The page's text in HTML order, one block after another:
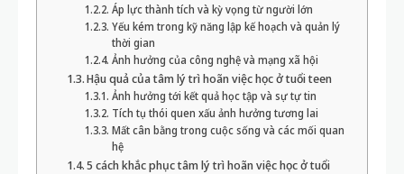
Áp lực thành tích và kỳ vọng từ người lớn
Yếu kém trong kỹ năng lập kế hoạch và quản lý
thời gian
Ảnh hưởng của công nghệ và mạng xã hội
Hậu quả của tâm lý trì hoãn việc học ở tuổi teen
Ảnh hưởng tới kết quả học tập và sự tự tin
Tích tụ thói quen xấu ảnh hưởng tương lai
Mất cân bằng trong cuộc sống và các mối quan
hệ
5 cách khắc phục tâm lý trì hoãn việc học ở tuổi